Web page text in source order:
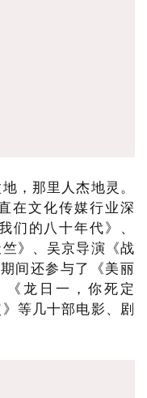
，那里人杰地灵。
在文化传媒行业深
们的八十年代》、
》、吴京导演《战
间还参与了《美丽
《龙日一，你死定
等几十部电影、剧